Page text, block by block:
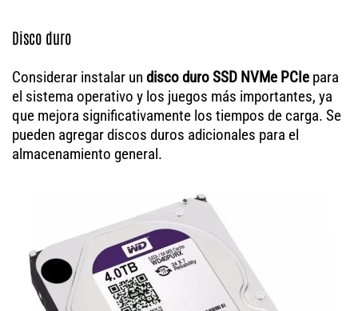
Disco duro
Considerar instalar un disco duro SSD NVMe PCIe para
el sistema operativo y los juegos más importantes, ya
que mejora significativamente los tiempos de carga. Se
pueden agregar discos duros adicionales para el
almacenamiento general.